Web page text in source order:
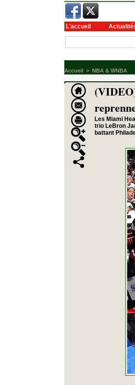
L'accueil
Accueil > NBA & WNBA
Les Miami
trio LeBron
battant